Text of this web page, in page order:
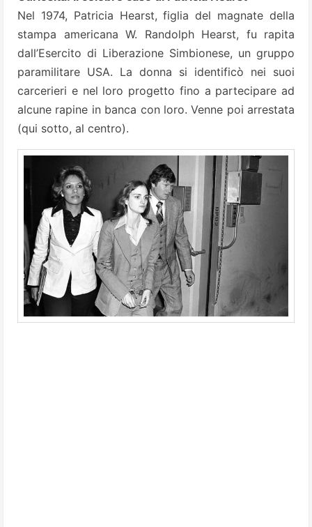
Nel 1974, Patricia Hearst, figlia del magnate della
stampa americana W. Randolph Hearst, fu rapita
dall’Esercito di Liberazione Simbionese, un gruppo
paramilitare USA. La donna si identificò nei suoi
carcerieri e nel loro progetto fino a partecipare ad
alcune rapine in banca con loro. Venne poi arrestata
(qui sotto, al centro).